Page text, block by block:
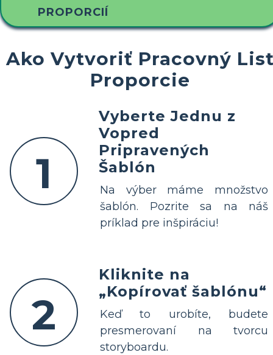
PROPORCIÍ
Ako Vytvoriť Pracovný
Proporcie
1
Vyberte Jednu z
Vopred
Pripravených
Šablón
Na výber máme množstvo
šablón. Pozrite sa na náš
príklad pre inšpiráciu!
2
Kliknite na
„Kopírovať šablónu“
Keď to urobíte, budete
presmerovaní na tvorcu
storyboardu.